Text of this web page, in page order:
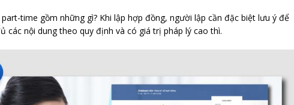
time gồm những gì? Khi lập hợp đồng, người lập cần đặc biệt lưu ý để
các nội dung theo quy định và có giá trị pháp lý cao thì.